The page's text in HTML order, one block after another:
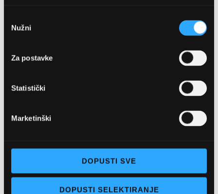
pristanka
Nužni
Za postavke
Statistički
Marketinški
DOPUSTI SVE
DOPUSTI SELEKTIRANJE
na
želja